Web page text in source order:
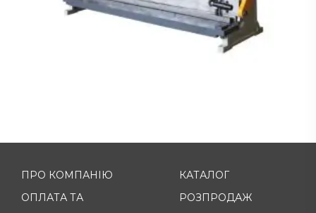
ПРО КОМПАНІЮ
ОПЛАТА ТА
КАТАЛОГ
РОЗПРОДАЖ